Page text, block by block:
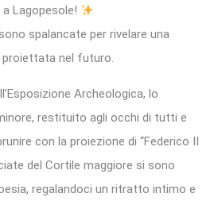
Lagopesole!
spalancate per rivelare una
proiettata nel futuro.
Archeologica, lo
restituito agli occhi di tutti e
con la proiezione di “Federico II
del Cortile maggiore si sono
regalandoci un ritratto intimo e